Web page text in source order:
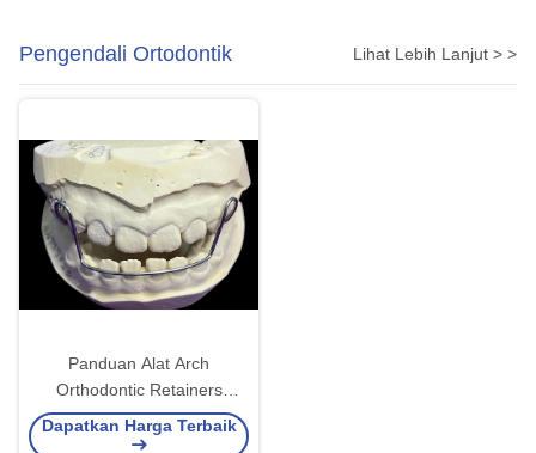
Pengendali Ortodontik Lihat Lebih Lanjut > >
Panduan Alat Arch
Orthodontic Retainers
Aligners Dengan Retensi
Baik Kenyamanan Terbukti
Dapatkan Harga Terbaik